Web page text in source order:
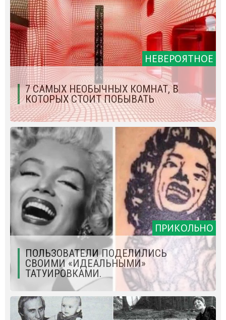
НЕВЕРОЯТНОЕ
7 САМЫХ НЕОБЫЧНЫХ КОМНАТ, В
КОТОРЫХ СТОИТ ПОБЫВАТЬ
ПРИКОЛЬНО
ПОЛЬЗОВАТЕЛИ ПОДЕЛИЛИСЬ
СВОИМИ «ИДЕАЛЬНЫМИ»
ТАТУИРОВКАМИ.